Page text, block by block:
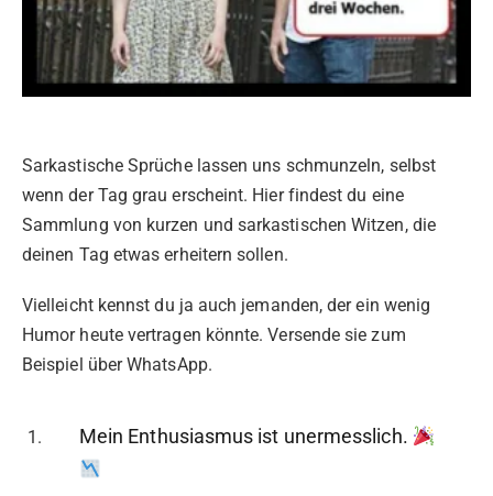
Sarkastische Sprüche lassen uns schmunzeln, selbst
wenn der Tag grau erscheint. Hier findest du eine
Sammlung von kurzen und sarkastischen Witzen, die
deinen Tag etwas erheitern sollen.
Vielleicht kennst du ja auch jemanden, der ein wenig
Humor heute vertragen könnte. Versende sie zum
Beispiel über WhatsApp.
Mein Enthusiasmus ist unermesslich.